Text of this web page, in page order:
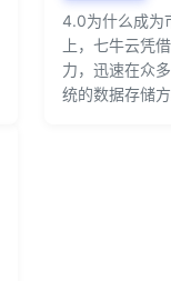
4.0为什么成为
上，七牛云凭
力，迅速在众
统的数据存储